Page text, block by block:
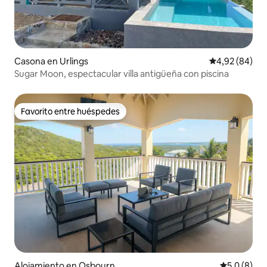
Casona en Urlings Calificación
4,92 (84)
Sugar Moon, espectacular villa antigüeña con piscina
Favorito entre huéspedes
Favorito entre huéspedes